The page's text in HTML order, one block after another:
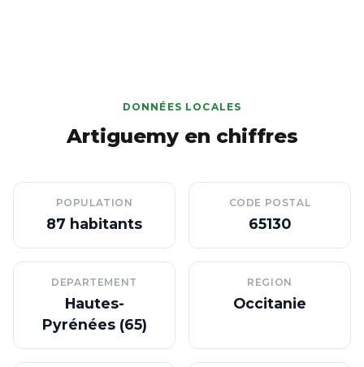
DONNÉES LOCALES
Artiguemy en chiffres
POPULATION
87 habitants
CODE POSTAL
65130
DEPARTEMENT
Hautes-
Pyrénées (65)
REGION
Occitanie